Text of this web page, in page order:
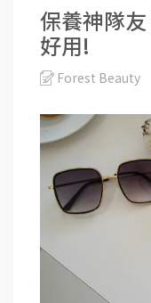
保養神隊
好用!
Forest Beauty